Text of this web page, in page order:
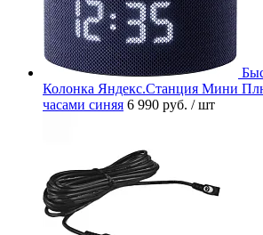
Колонка Яндекс.Станция Мини
часами синяя 6 990 руб. / шт